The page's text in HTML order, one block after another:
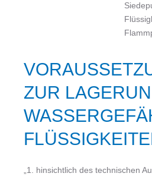
ZUR
„1. hinsichtlich des technischen